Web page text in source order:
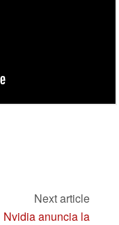
Next article
Nvidia anuncia la